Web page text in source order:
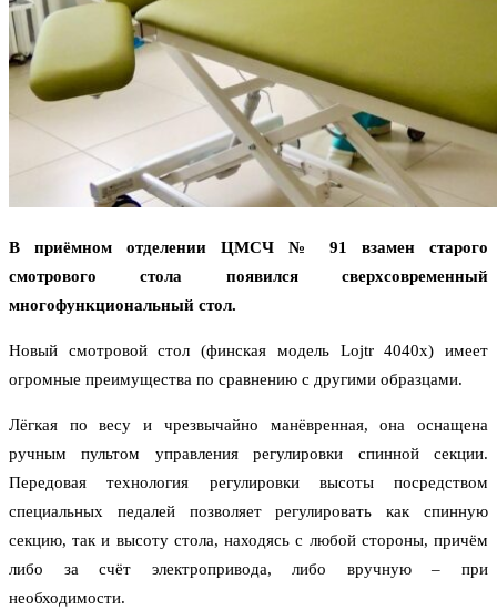
В приёмном отделении ЦМСЧ № 91 взамен старого
смотрового стола появился сверхсовременный
многофункциональный стол.
Новый смотровой стол (финская модель Lojtr 4040х) имеет
огромные преимущества по сравнению с другими образцами.
Лёгкая по весу и чрезвычайно манёвренная, она оснащена
ручным пультом управления регулировки спинной секции.
Передовая технология регулировки высоты посредством
специальных педалей позволяет регулировать как спинную
секцию, так и высоту стола, находясь с любой стороны, причём
либо за счёт электропривода, либо вручную – при
необходимости.